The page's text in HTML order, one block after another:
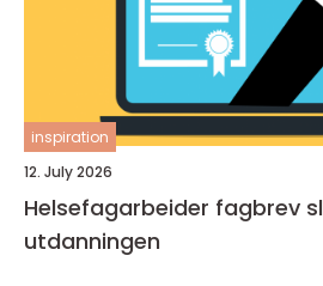
inspiration
12. July 2026
Helsefagarbeider fagbrev slik lykkes du med
utdanningen